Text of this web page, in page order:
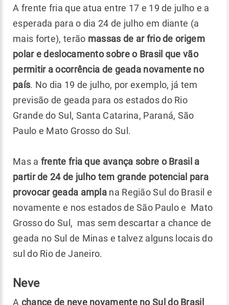
A frente fria que atua entre 17 e 19 de julho e a
esperada para o dia 24 de julho em diante (a
mais forte), terão massas de ar frio de origem
polar e deslocamento sobre o Brasil que vão
permitir a ocorrência de geada novamente no
país. No dia 19 de julho, por exemplo, já tem
previsão de geada para os estados do Rio
Grande do Sul, Santa Catarina, Paraná, São
Paulo e Mato Grosso do Sul.
Mas a frente fria que avança sobre o Brasil a
partir de 24 de julho tem grande potencial para
provocar geada ampla na Região Sul do Brasil e
novamente e nos estados de São Paulo e Mato
Grosso do Sul, mas sem descartar a chance de
geada no Sul de Minas e talvez alguns locais do
sul do Rio de Janeiro.
Neve
A chance de neve novamente no Sul do Brasil